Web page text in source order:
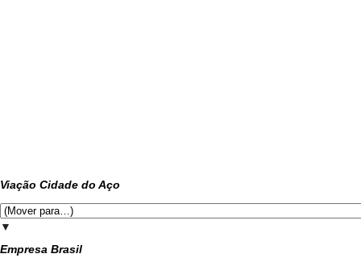
Viação Cidade do Aço
▼
Empresa Brasil